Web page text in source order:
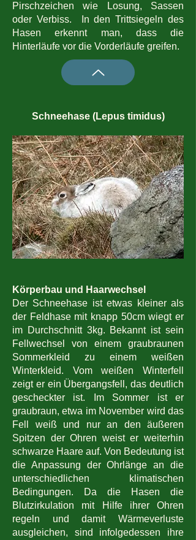
Pirschzeichen wie Losung, Sassen
oder Verbiss. In den Trittsiegeln des
Hasen erkennt man, dass die
Hinterläufe vor die Vorderläufe greifen.
Schneehase (Lepus timidus)
Körperbau und Haarwechsel
Der Schneehase ist etwas kleiner als
der Feldhase mit knapp 50cm wiegt er
im Durchschnitt 3kg. Bekannt ist sein
Fellwechsel von einem graubraunen
Sommerkleid zu einem weißen
Winterkleid. Vom weißen Winterfell
zeigt er ein Übergangsfell, das deutlich
gescheckter ist. Im Sommer ist er
graubraun, etwa im November wird das
Fell weiß und nur an den äußeren
Spitzen der Ohren weist er weiterhin
schwarze Haare auf. Von Bedeutung ist
die Anpassung der Ohrlänge an die
unterschiedlichen klimatischen
Bedingungen. Da die Hasen die
Blutzirkulation mit Hilfe ihrer Ohren
regeln und damit Wärmeverluste
ausgleichen, sind infolgedessen ihre